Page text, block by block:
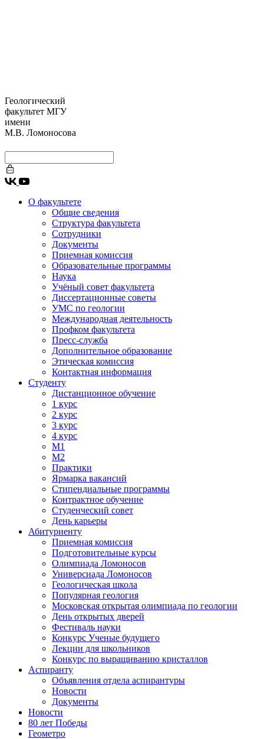
Геологический
факультет МГУ
имени
М.В. Ломоносова
О факультете
Общие сведения
Структура факультета
Сотрудники
Документы
Приемная комиссия
Образовательные программы
Наука
Учёный совет факультета
Диссертационные советы
УМС по геологии
Международная деятельность
Профком факультета
Пресс-служба
Дополнительное образование
Этическая комиссия
Контактная информация
Студенту
Дистанционное обучение
1 курс
2 курс
3 курс
4 курс
М1
М2
Практики
Ярмарка вакансий
Стипендиальные программы
Контрактное обучение
Студенческий совет
День карьеры
Абитуриенту
Приемная комиссия
Подготовительные курсы
Олимпиада Ломоносов
Универсиада Ломоносов
Геологическая школа
Популярная геология
Московская открытая олимпиада по геологии
День открытых дверей
Фестиваль науки
Конкурс Ученые будущего
Лекции для школьников
Конкурс по выращиванию кристаллов
Аспиранту
Объявления отдела аспирантуры
Новости
Документы
Новости
80 лет Победы
Геометро